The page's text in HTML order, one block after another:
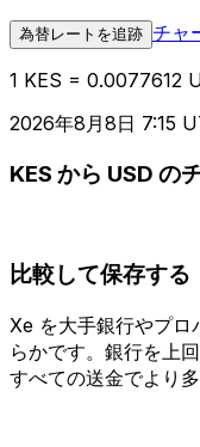
為替レートを追跡 チャ
1 KES = 0.0077612
2026年8月8日 7:15
KES から USD の
比較して保存する
Xe を大手銀行やプロ
らかです。銀行を上
すべての送金でより